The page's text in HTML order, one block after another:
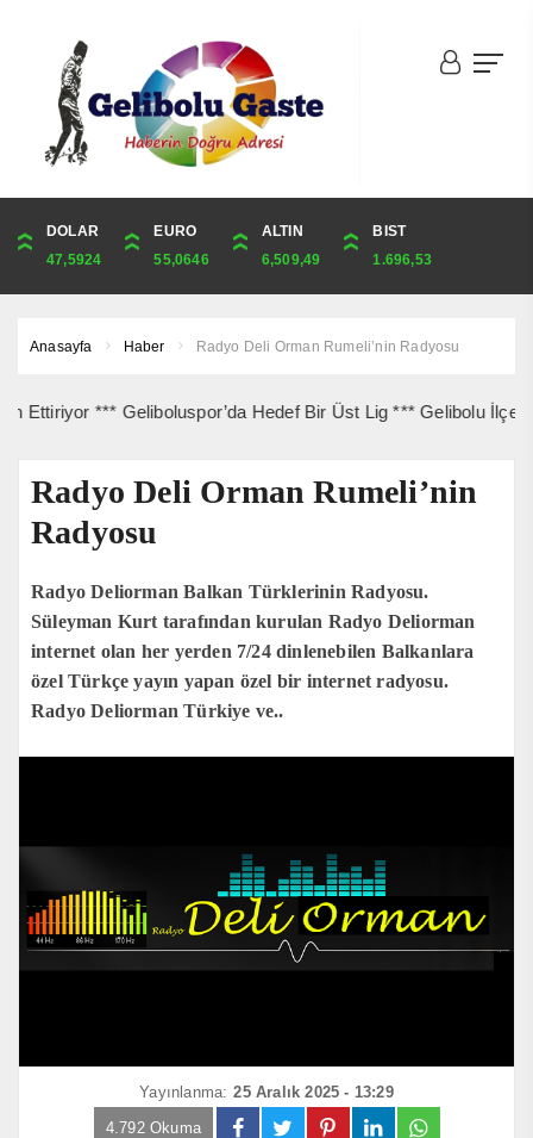
DOLAR
47,5924
EURO
55,0646
ALTIN
6,509,49
BIST
1.696,53
ONS
4,253,68
ALTIN
6,509,49
ÇEYREK
10,643,01
CUMHURİYET
42,969,00
Anasayfa Haber Radyo Deli Orman Rumeli’nin Radyosu
*** Geliboluspor’da Hedef Bir Üst Lig *** Gelibolu İlçe
Radyo Deli Orman Rumeli’nin
Radyosu
Radyo Deliorman Balkan Türklerinin Radyosu.
Süleyman Kurt tarafından kurulan Radyo Deliorman
internet olan her yerden 7/24 dinlenebilen Balkanlara
özel Türkçe yayın yapan özel bir internet radyosu.
Radyo Deliorman Türkiye ve..
Yayınlanma: 25 Aralık 2025 - 13:29
4.792 Okuma